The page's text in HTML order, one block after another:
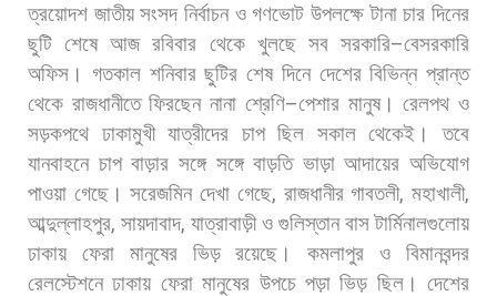
ত্রয়োদশ জাতীয় সংসদ নির্বাচন ও গণভোট উপলক্ষে টানা চার দিনের
ছুটি শেষে আজ রবিবার থেকে খুলছে সব সরকারি–বেসরকারি
অফিস।
গতকাল শনিবার ছুটির শেষ দিনে দেশের বিভিন্ন প্রান্ত
থেকে রাজধানীতে ফিরছেন নানা শ্রেণি–পেশার মানুষ। রেলপথ ও
সড়কপথে ঢাকামুখী যাত্রীদের চাপ ছিল সকাল থেকেই।
তবে
যানবাহনে চাপ বাড়ার সঙ্গে সঙ্গে বাড়তি ভাড়া আদায়ের অভিযোগ
পাওয়া গেছে। সরেজমিন দেখা গেছে, রাজধানীর গাবতলী,মহাখালী,
আব্দুল্লাহপুর, সায়দাবাদ, যাত্রাবাড়ী ও গুলিস্তান বাস টার্মিনালগুলোয়
ঢাকায়
ফেরা মানুষের ভিড় রয়েছে। কমলাপুর ও
বিমানবন্দর
রেলস্টেশনে ঢাকায় ফেরা মানুষের উপচে পড়া ভিড় ছিল। দেশের